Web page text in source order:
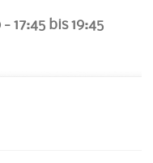
-17:45 bis19:45